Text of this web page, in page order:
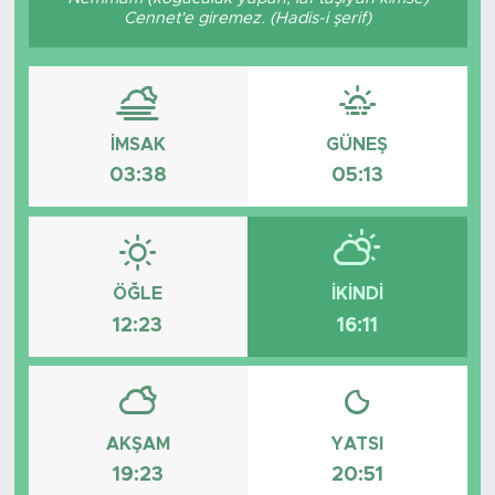
Cennet'e giremez. (Hadis-i şerif)
İMSAK
03:38
GÜNEŞ
05:13
ÖĞLE
12:23
İKINDI
16:11
AKŞAM
19:23
YATSI
20:51
Teknoloji
Magazin
Dünya
Sektör